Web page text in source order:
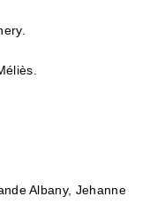
.
Albany, Jehanne